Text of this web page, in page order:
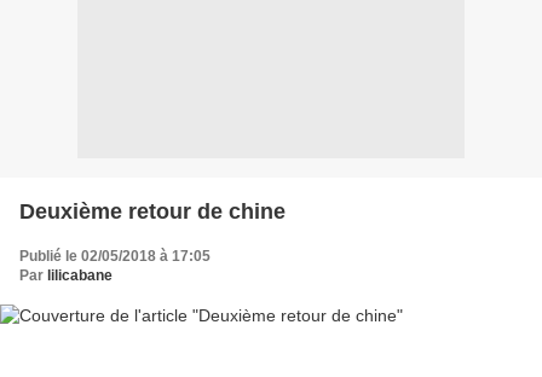
Deuxième retour de chine
Publié le 02/05/2018 à 17:05
Par lilicabane